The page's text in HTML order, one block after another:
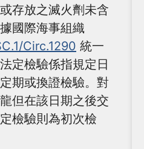
存放之滅火劑未含
國際海事組織
Circ.1290 統一
定檢驗係指規定日
期或換證檢驗。對
但在該日期之後交
檢驗則為初次檢